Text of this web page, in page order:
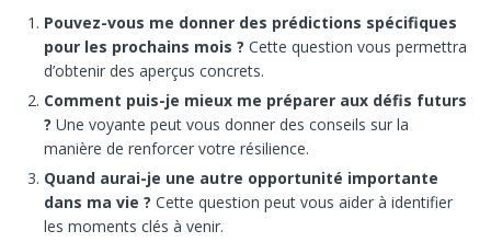
Pouvez-vous me donner des prédictions spécifiques
pour les prochains mois ? Cette question vous permettra
d’obtenir des aperçus concrets.
Comment puis-je mieux me préparer aux défis futurs
? Une voyante peut vous donner des conseils sur la
manière de renforcer votre résilience.
Quand aurai-je une autre opportunité importante
dans ma vie ? Cette question peut vous aider à identifier
les moments clés à venir.